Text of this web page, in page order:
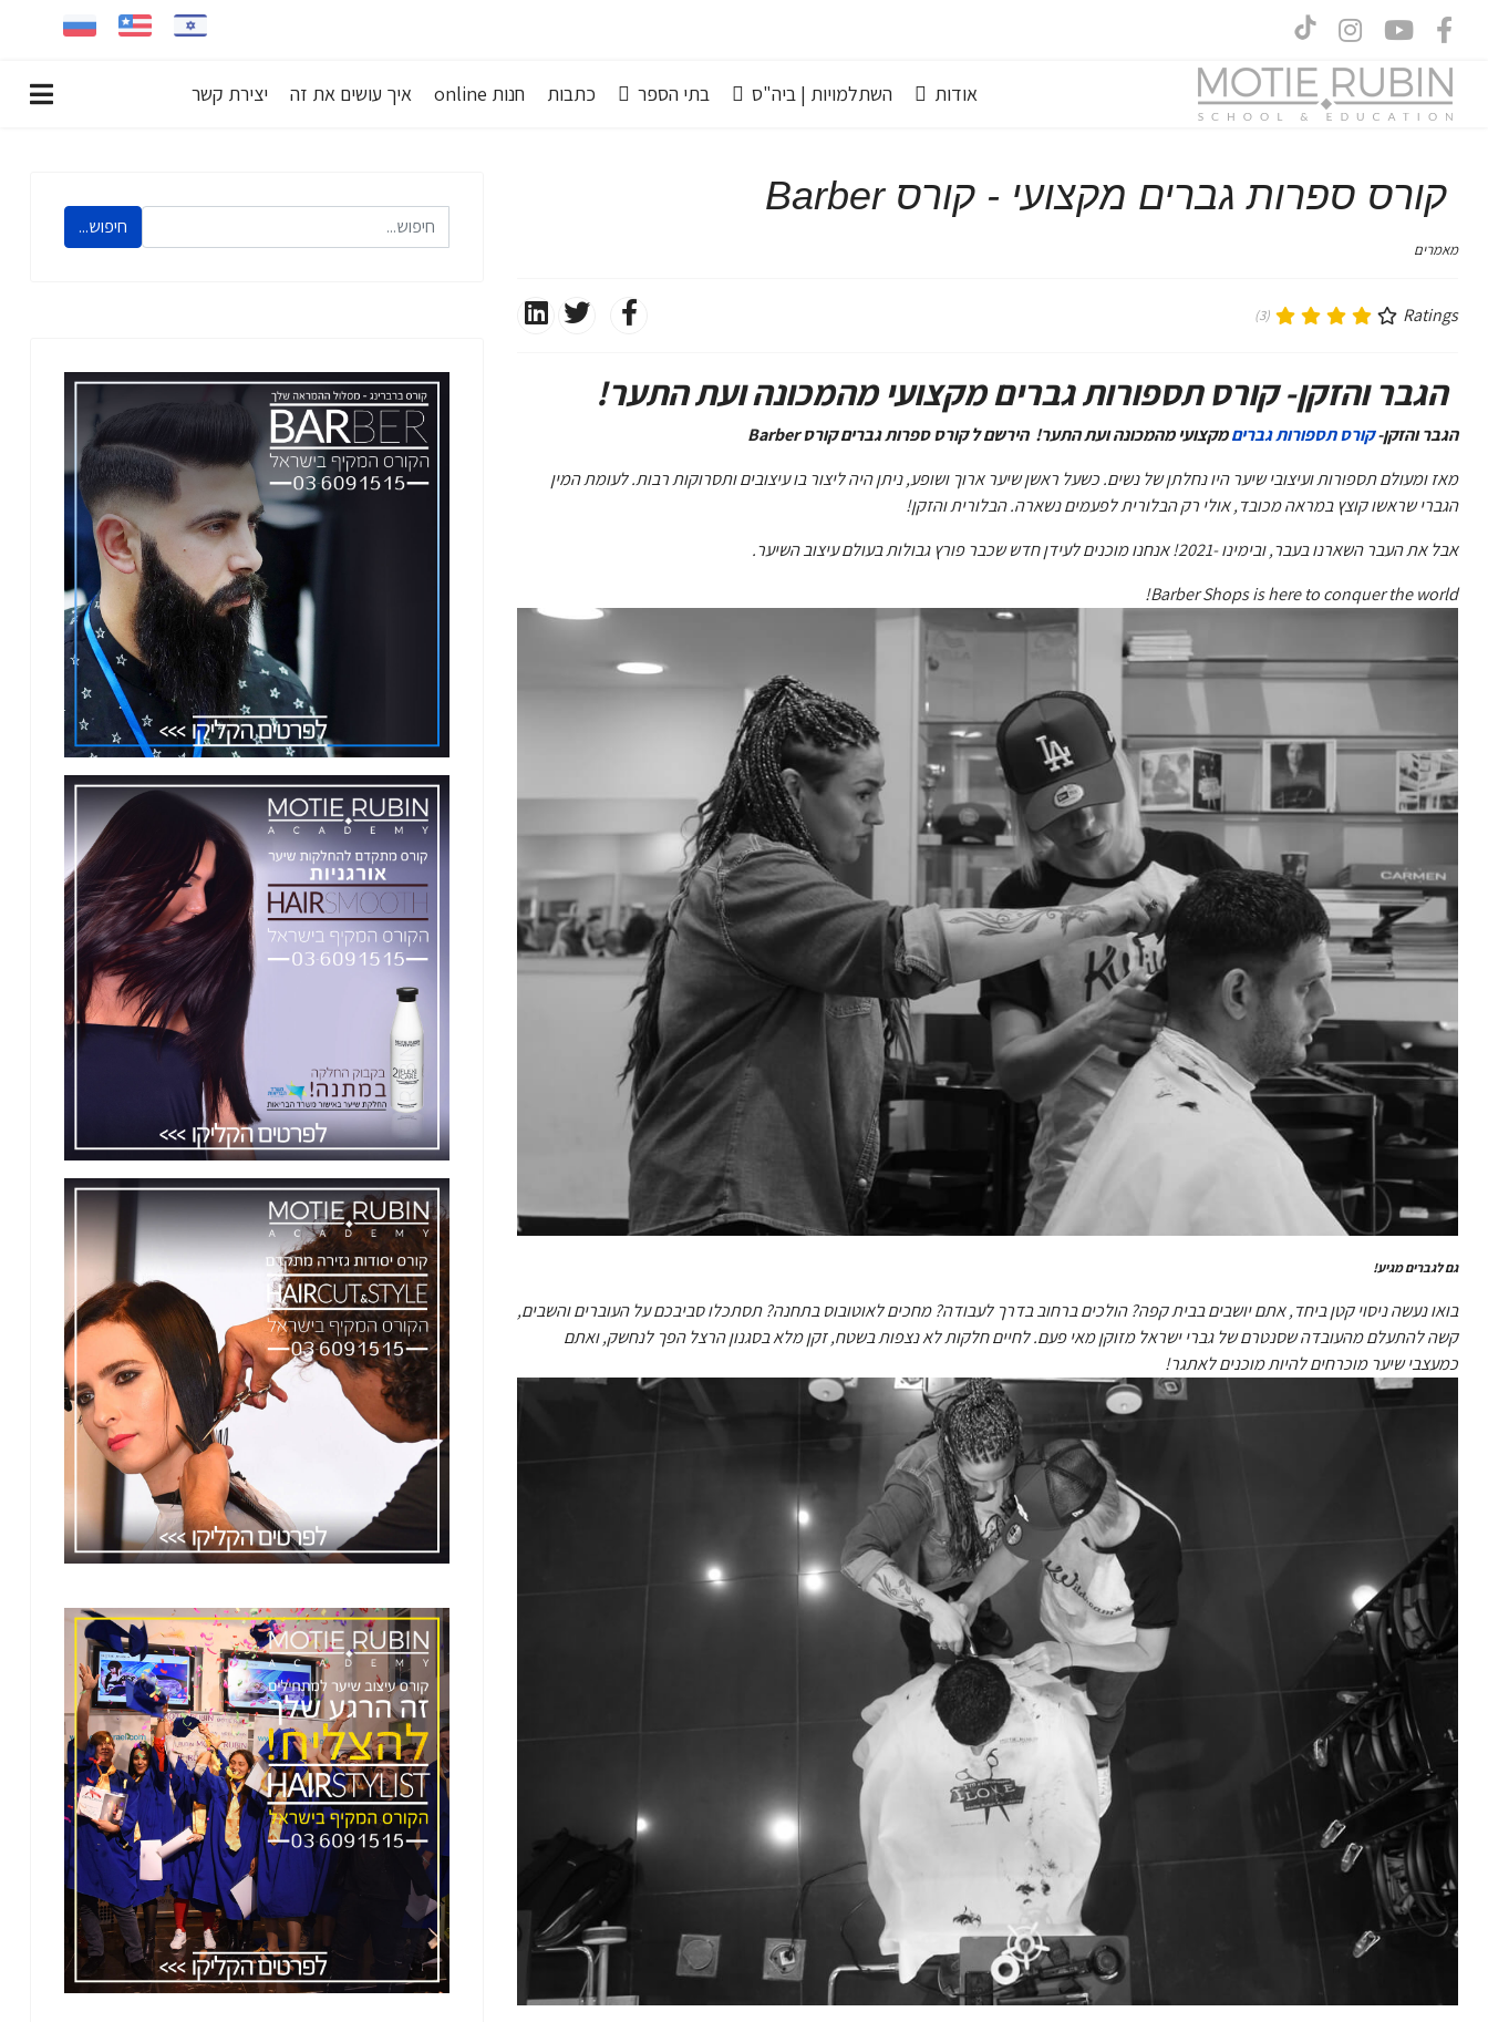
אודות השתלמויות | ביה"ס בתי הספר כתבות חנות online איך עושים את זה יצירת קשר
קורס ספרות גברים מקצועי - קורס Barber
מאמרים
Ratings
(3)
הגבר והזקן- קורס תספורות גבריםמקצועי מהמכונה ועת התער!
הגבר והזקן-קורס תספורות גבריםמקצועי מהמכונה ועת התער! הירשם ל קורס ספרות גברים קורס Barber
מאז ומעולם תספורות ועיצובי שיער היו נחלתן של נשים. כשעל ראשן שיער ארוך ושופע, ניתן היה ליצור בו עיצובים ותסרוקות רבות. לעומת המין
הגברי שראשו קוצץ במראה מכובד, אולי רק הבלורית לפעמים נשארה. הבלורית והזקן!
אבל את העבר השארנו בעבר, ובימינו -2021! אנחנו מוכנים לעידן חדש שכבר פורץ גבולות בעולם עיצוב השיער.
Barber Shops is here to conquer the world!
גם לגברים מגיע!
בואו נעשה ניסוי קטן ביחד, אתם יושבים בבית קפה? הולכים ברחוב בדרך לעבודה? מחכים לאוטובוס בתחנה? תסתכלו סביבכם על העוברים והשבים,
קשה להתעלם מהעובדה שסנטרם של גברי ישראל מזוקן מאי פעם. לחיים חלקות לא נצפות בשטח, זקן מלא בסגנון הרצל הפך לנחשק, ואתם
כמעצבי שיער מוכרחים להיות מוכנים לאתגר!
חיפוש...